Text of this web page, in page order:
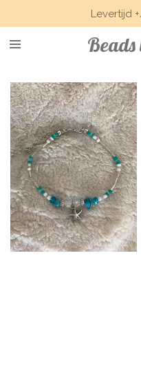
direct
naar
hoofdinhoud
Levertijd